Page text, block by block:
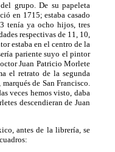
grupo. De su papeleta
en 1715; estaba casado
tenía ya ocho hijos, tres
respectivas de 11, 10,
estaba en el centro de la
pariente suyo el pintor
Juan Patricio Morlete
el retrato de la segunda
de San Francisco.
veces hemos visto, daba
descendieran de Juan
antes de la librería, se